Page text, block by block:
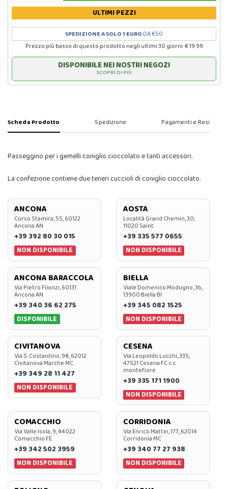
ULTIMI PEZZI
SPEDIZIONE A SOLO 1 EURO DA €50
Prezzo più basso di questo prodotto negli ultimi 30 giorni: € 19.99
DISPONIBILE NEI NOSTRI NEGOZI
SCOPRI DI PIÙ
Scheda Prodotto Spedizione Pagamenti e Resi
Passeggino per i gemelli coniglio cioccolato e tanti accessori.
La confezione contiene due teneri cuccioli di coniglio cioccolato.
ANCONA
Corso Stamira, 55, 60122
Ancona AN
+39 392 80 30 015
NON DISPONIBILE
AOSTA
Località Grand Chemin, 30,
11020 Saint
+39 335 577 0655
NON DISPONIBILE
ANCONA BARACCOLA
Via Pietro Filonzi, 60131
Ancona AN
+39 340 36 62 275
DISPONIBILE
BIELLA
Viale Domenico Modugno, 3b,
13900 Biella BI
+39 345 082 1525
NON DISPONIBILE
CIVITANOVA
Via S. Costantino, 98, 62012
Civitanova Marche MC
+39 349 28 11 427
NON DISPONIBILE
CESENA
Via Leopoldo Lucchi, 335,
47521 Cesena FC c.c.
montefiore
+39 335 171 1900
NON DISPONIBILE
COMACCHIO
Via Valle Isola, 9, 44022
Comacchio FE
+39 342 502 3959
NON DISPONIBILE
CORRIDONIA
Via Enrico Mattei, 177, 62014
Corridonia MC
+39 340 77 27 938
NON DISPONIBILE